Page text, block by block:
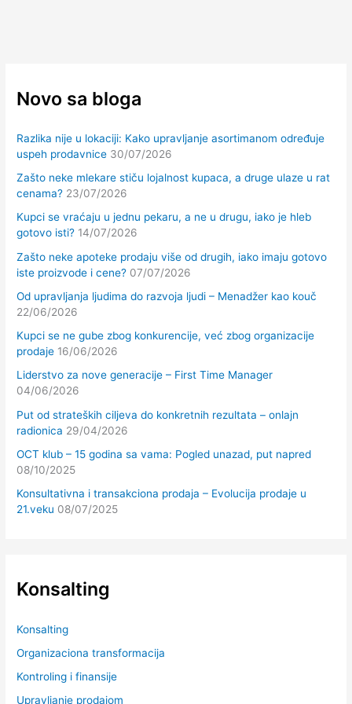
Novo sa bloga
Razlika nije u lokaciji: Kako upravljanje asortimanom određuje
uspeh prodavnice 30/07/2026
Zašto neke mlekare stiču lojalnost kupaca, a druge ulaze u rat
cenama? 23/07/2026
Kupci se vraćaju u jednu pekaru, a ne u drugu, iako je hleb
gotovo isti? 14/07/2026
Zašto neke apoteke prodaju više od drugih, iako imaju gotovo
iste proizvode i cene? 07/07/2026
Od upravljanja ljudima do razvoja ljudi – Menadžer kao kouč
22/06/2026
Kupci se ne gube zbog konkurencije, već zbog organizacije
prodaje 16/06/2026
Liderstvo za nove generacije – First Time Manager
04/06/2026
Put od strateških ciljeva do konkretnih rezultata – onlajn
radionica 29/04/2026
OCT klub – 15 godina sa vama: Pogled unazad, put napred
08/10/2025
Konsultativna i transakciona prodaja – Evolucija prodaje u
21.veku 08/07/2025
Konsalting
Konsalting
Organizaciona transformacija
Kontroling i finansije
Upravljanje prodajom